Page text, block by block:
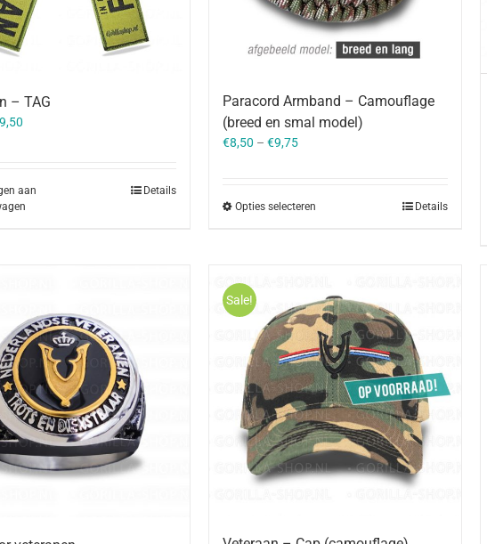
– TAG
9,50
aan
Details
Paracord Armband – Camouflage
(breed en smal model)
€8,50 – €9,75
Opties selecteren Details
Sale!